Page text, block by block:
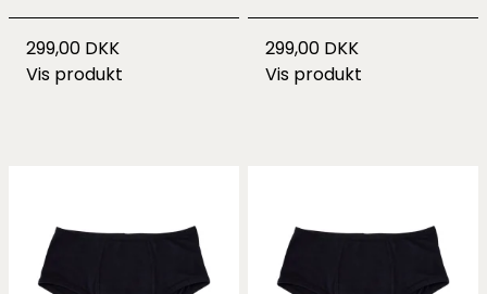
299,00 DKK
Vis produkt
299,00 DKK
Vis produkt